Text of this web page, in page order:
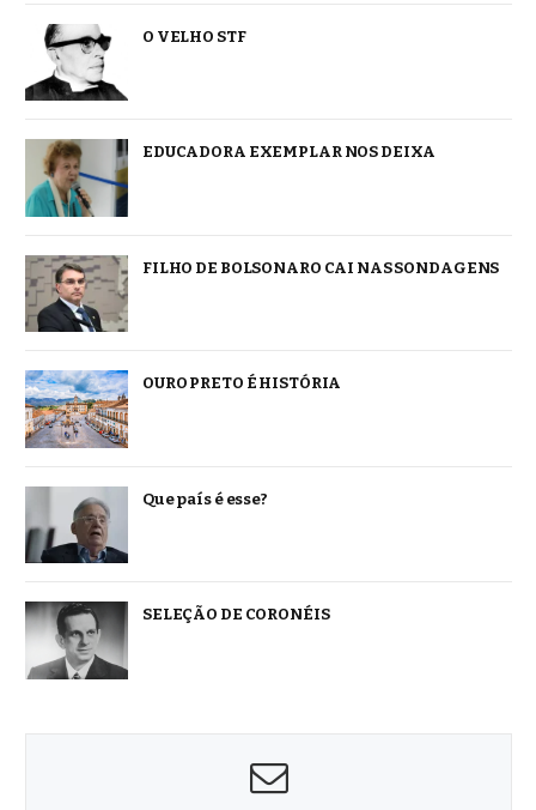
O VELHO STF
EDUCADORA EXEMPLAR NOS DEIXA
FILHO DE BOLSONARO CAI NAS SONDAGENS
OURO PRETO É HISTÓRIA
Que país é esse?
SELEÇÃO DE CORONÉIS